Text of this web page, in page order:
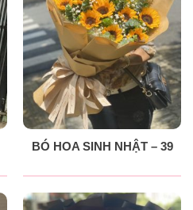
BÓ HOA SINH NHẬT – 39